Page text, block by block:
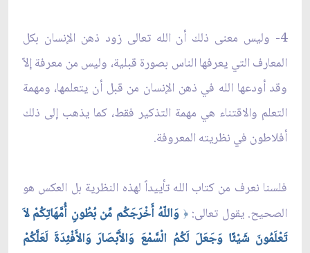
4- وليس معنى ذلك أن الله تعالى زود ذهن الإنسان بكل
المعارف التي يعرفها الناس بصورة قبلية، وليس من معرفة إلاّ
وقد أودعها الله في ذهن الإنسان من قبل أن يتعلمها، ومهمة
التعلم والاقتناء هي مهمة التذكير فقط، كما يذهب إلى ذلك
أفلاطون في نظريته المعروفة.
فلسنا نعرف من كتاب الله تأييداً لهذه النظرية بل العكس هو
الصحيح. يقول تعالى:﴿ وَاللّهُ أَخْرَجَكُم مِّن بُطُونِ أُمَّهَاتِكُمْ لاَ
تَعْلَمُونَ شَيْئًا وَجَعَلَ لَكُمُ الْسَّمْعَ وَالأَبْصَارَ وَالأَفْئِدَةَ لَعَلَّكُمْ